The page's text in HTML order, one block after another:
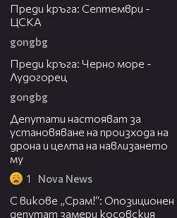
Преди кръга: Септември -
ЦСКА
gongbg
Преди кръга: Черно море -
Лудогорец
gongbg
Депутати настояват за
установяване на произхода на
дрона и целта на навлизането
му
1 Nova News
С викове „Срам!“: Опозиционен
депутат замери косовския